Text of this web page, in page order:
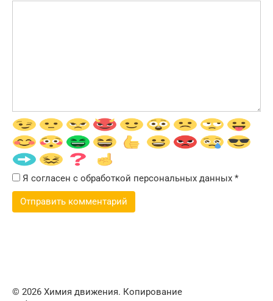
Я согласен с обработкой персональных данных *
© 2026 Химия движения. Копирование